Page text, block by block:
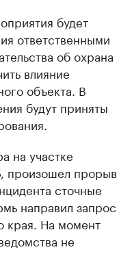
будет
ответственными
об охрана
влияние
объекта. В
будут приняты
на участке
произошел прорыв
сточные
направил запрос
края. На момент
не